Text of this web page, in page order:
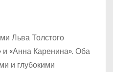
Льва Толстого
«Анна Каренина». Оба
и глубокими